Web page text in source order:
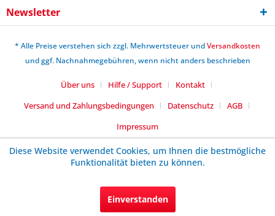
Newsletter
* Alle Preise verstehen sich zzgl. Mehrwertsteuer undVersandkosten
und ggf. Nachnahmegebühren, wenn nicht anders beschrieben
Über uns Hilfe / Support
Kontakt
Versand und Zahlungsbedingungen
Datenschutz
AGB
Impressum
Diese Website verwendet Cookies, um Ihnen die bestmögliche
Funktionalität bieten zu können.
Einverstanden